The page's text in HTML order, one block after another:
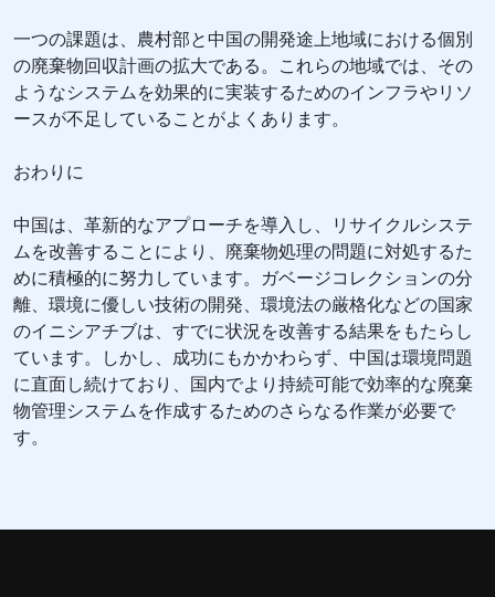
一つの課題は、農村部と中国の開発途上地域における個別
の廃棄物回収計画の拡大である。これらの地域では、その
ようなシステムを効果的に実装するためのインフラやリソ
ースが不足していることがよくあります。
おわりに
中国は、革新的なアプローチを導入し、リサイクルシステ
ムを改善することにより、廃棄物処理の問題に対処するた
めに積極的に努力しています。ガベージコレクションの分
離、環境に優しい技術の開発、環境法の厳格化などの国家
のイニシアチブは、すでに状況を改善する結果をもたらし
ています。しかし、成功にもかかわらず、中国は環境問題
に直面し続けており、国内でより持続可能で効率的な廃棄
物管理システムを作成するためのさらなる作業が必要で
す。